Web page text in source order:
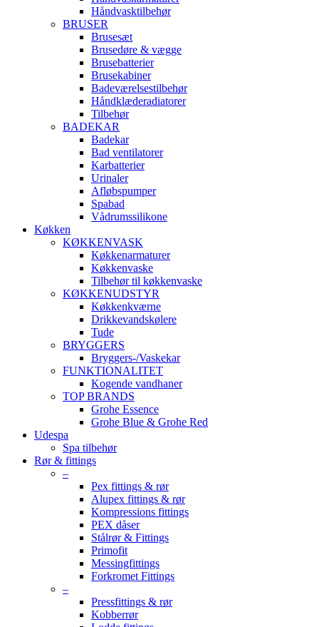
Håndvasktilbehør
BRUSER
Brusesæt
Brusedøre & vægge
Brusebatterier
Brusekabiner
Badeværelsestilbehør
Håndklæderadiatorer
Tilbehør
BADEKAR
Badekar
Bad ventilatorer
Karbatterier
Urinaler
Afløbspumper
Spabad
Vådrumssilikone
Køkken
KØKKENVASK
Køkkenarmaturer
Køkkenvaske
Tilbehør til køkkenvaske
KØKKENUDSTYR
Køkkenkværne
Drikkevandskølere
Tude
BRYGGERS
Bryggers-/Vaskekar
FUNKTIONALITET
Kogende vandhaner
TOP BRANDS
Grohe Essence
Grohe Blue & Grohe Red
Udespa
Spa tilbehør
Rør & fittings
–
Pex fittings & rør
Alupex fittings & rør
Kompressions fittings
PEX dåser
Stålrør & Fittings
Primofit
Messingfittings
Forkromet Fittings
–
Pressfittings & rør
Kobberrør